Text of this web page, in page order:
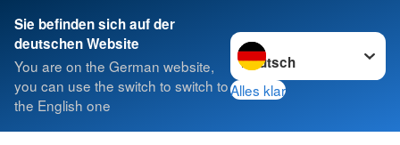
Sie befinden sich auf der
deutschen Website
You are on the German website,
you can use the switch to switch to
the English one
Sprache wechseln zu
Alles klar